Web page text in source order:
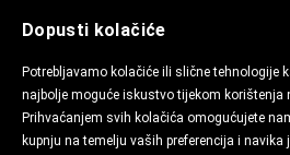
Dopusti kolačiće
Potrebljavamo kolačiće ili slične tehnologije
najbolje moguće iskustvo tijekom
Prihvaćanjem svih kolačića omogućujete
kupnju na temelju vaših preferencija i